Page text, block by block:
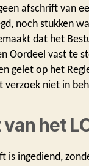
afschrift van
noch stukken
dat het
Oordeel vast te
gelet op het
verzoek niet in
het
is ingediend,